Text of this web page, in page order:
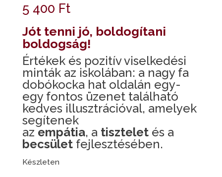
5 400 Ft
Jót tenni jó, boldogítani
boldogság!
Értékek és pozitív viselkedési
minták az iskolában: a nagy fa
dobókocka hat oldalán egy-
egy fontos üzenet található
kedves illusztrációval, amelyek
segítenek
az empátia, a tiszteletés a
becsületfejlesztésében.
Készleten